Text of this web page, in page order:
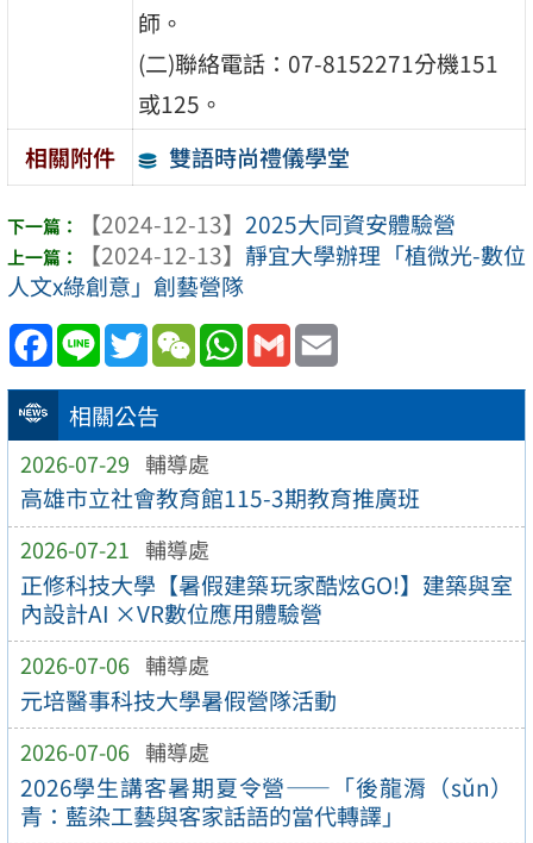
相關公告
2026-07-29 輔導處
高雄市立社會教育館115-3期教育推廣班
2026-07-21 輔導處
正修科技大學【暑假建築玩家酷炫GO!】建築與室
內設計AI ×VR數位應用體驗營
2026-07-06 輔導處
元培醫事科技大學暑假營隊活動
2026-07-06 輔導處
2026學生講客暑期夏令營——「後龍漘（sǔn）
青：藍染工藝與客家話語的當代轉譯」
師。
(二)聯絡電話：07-8152271分機151
或125。
相關附件
雙語時尚禮儀學堂
【2024-12-13】 2025大同資安體驗營
【2024-12-13】 靜宜大學辦理「植微光-數位
人文x綠創意」創藝營隊
Facebook
Line TwitterWeChatWhatsApp
Gmail